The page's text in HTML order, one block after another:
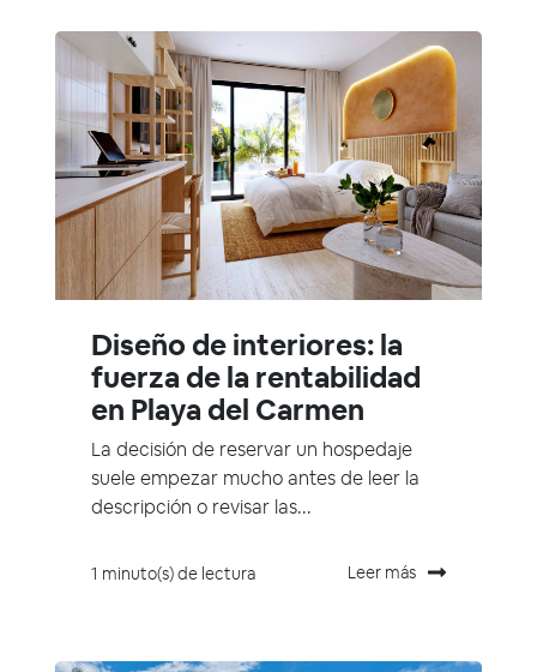
Diseño de interiores: la
fuerza de la rentabilidad
en Playa del Carmen
La decisión de reservar un hospedaje
suele empezar mucho antes de leer la
descripción o revisar las...
1 minuto(s) de lectura Leer más